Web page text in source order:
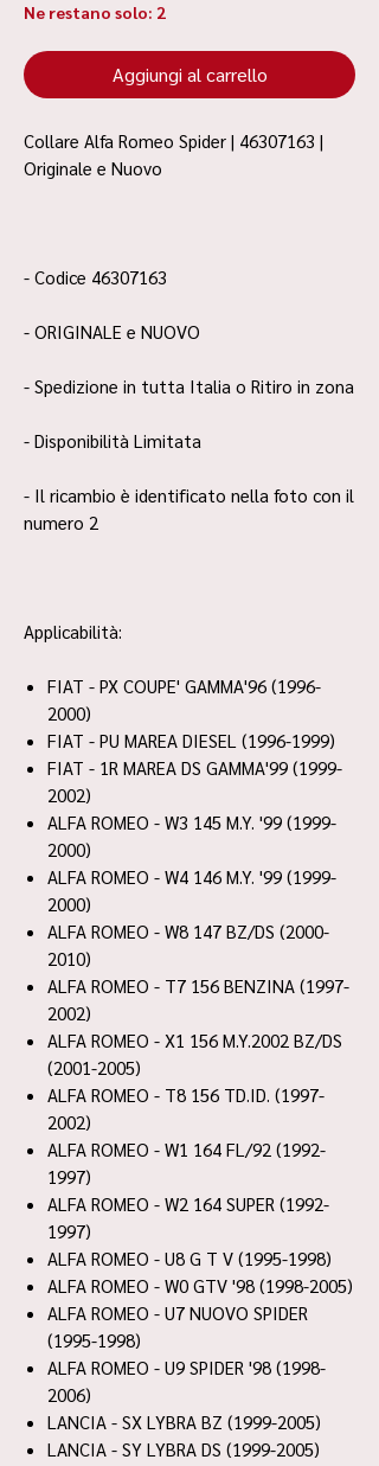
Ne restano solo: 2
Aggiungi al carrello
Collare Alfa Romeo Spider | 46307163 |
Originale e Nuovo
- Codice 46307163
- ORIGINALE e NUOVO
- Spedizione in tutta Italia o Ritiro in zona
- Disponibilità Limitata
- Il ricambio è identificato nella foto con il
numero 2
Applicabilità:
FIAT - PX COUPE' GAMMA'96 (1996-
2000)
FIAT - PU MAREA DIESEL (1996-1999)
FIAT - 1R MAREA DS GAMMA'99 (1999-
2002)
ALFA ROMEO - W3 145 M.Y. '99 (1999-
2000)
ALFA ROMEO - W4 146 M.Y. '99 (1999-
2000)
ALFA ROMEO - W8 147 BZ/DS (2000-
2010)
ALFA ROMEO - T7 156 BENZINA (1997-
2002)
ALFA ROMEO - X1 156 M.Y.2002 BZ/DS
(2001-2005)
ALFA ROMEO - T8 156 TD.ID. (1997-
2002)
ALFA ROMEO - W1 164 FL/92 (1992-
1997)
ALFA ROMEO - W2 164 SUPER (1992-
1997)
ALFA ROMEO - U8 G T V (1995-1998)
ALFA ROMEO - W0 GTV '98 (1998-2005)
ALFA ROMEO - U7 NUOVO SPIDER
(1995-1998)
ALFA ROMEO - U9 SPIDER '98 (1998-
2006)
LANCIA - SX LYBRA BZ (1999-2005)
LANCIA - SY LYBRA DS (1999-2005)